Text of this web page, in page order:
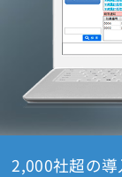
2,000社超の